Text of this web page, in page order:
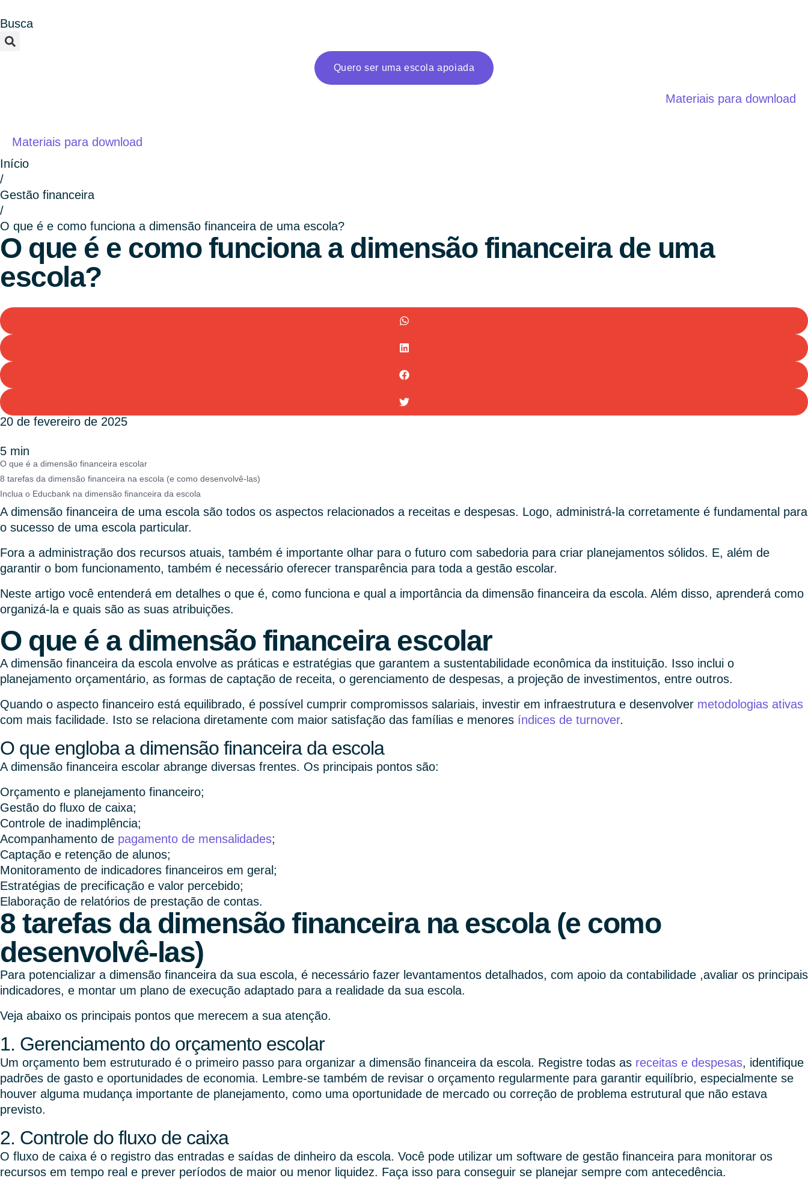
Busca
Quero ser uma escola apoiada
Materiais para download
Materiais para download
Início
/
Gestão financeira
/
O que é e como funciona a dimensão financeira de uma escola?
O que é e como funciona a dimensão financeira de uma
escola?
20 de fevereiro de 2025
5 min
O que é a dimensão financeira escolar
8 tarefas da dimensão financeira na escola (e como desenvolvê-las)
Inclua o Educbank na dimensão financeira da escola
A dimensão financeira de uma escola são todos os aspectos relacionados a receitas e despesas. Logo, administrá-la corretamente é fundamental para
o sucesso de uma escola particular.
Fora a administração dos recursos atuais, também é importante olhar para o futuro com sabedoria para criar planejamentos sólidos. E, além de
garantir o bom funcionamento, também é necessário oferecer transparência para toda a gestão escolar.
Neste artigo você entenderá em detalhes o que é, como funciona e qual a importância da dimensão financeira da escola. Além disso, aprenderá como
organizá-la e quais são as suas atribuições.
O que é a dimensão financeira escolar
A dimensão financeira da escola envolve as práticas e estratégias que garantem a sustentabilidade econômica da instituição. Isso inclui o
planejamento orçamentário, as formas de captação de receita, o gerenciamento de despesas, a projeção de investimentos, entre outros.
Quando o aspecto financeiro está equilibrado, é possível cumprir compromissos salariais, investir em infraestrutura e desenvolver metodologias ativas
com mais facilidade. Isto se relaciona diretamente com maior satisfação das famílias e menores índices de turnover.
O que engloba a dimensão financeira da escola
A dimensão financeira escolar abrange diversas frentes. Os principais pontos são:
Orçamento e planejamento financeiro;
Gestão do fluxo de caixa;
Controle de inadimplência;
Acompanhamento de pagamento de mensalidades;
Captação e retenção de alunos;
Monitoramento de indicadores financeiros em geral;
Estratégias de precificação e valor percebido;
Elaboração de relatórios de prestação de contas.
8 tarefas da dimensão financeira na escola (e como
desenvolvê-las)
Para potencializar a dimensão financeira da sua escola, é necessário fazer levantamentos detalhados, com apoio da contabilidade ,avaliar os principais
indicadores, e montar um plano de execução adaptado para a realidade da sua escola.
Veja abaixo os principais pontos que merecem a sua atenção.
1. Gerenciamento do orçamento escolar
Um orçamento bem estruturado é o primeiro passo para organizar a dimensão financeira da escola. Registre todas as receitas e despesas, identifique
padrões de gasto e oportunidades de economia. Lembre-se também de revisar o orçamento regularmente para garantir equilíbrio, especialmente se
houver alguma mudança importante de planejamento, como uma oportunidade de mercado ou correção de problema estrutural que não estava
previsto.
2. Controle do fluxo de caixa
O fluxo de caixa é o registro das entradas e saídas de dinheiro da escola. Você pode utilizar um software de gestão financeira para monitorar os
recursos em tempo real e prever períodos de maior ou menor liquidez. Faça isso para conseguir se planejar sempre com antecedência.